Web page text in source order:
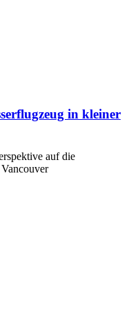
in kleiner
auf die